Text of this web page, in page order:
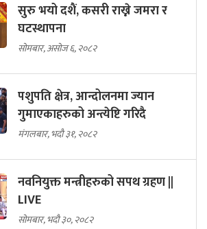
सुरु भयो दशैं, कसरी राख्ने जमरा र
घटस्थापना
सोमबार, असोज ६, २०८२
पशुपति क्षेत्र, आन्दोलनमा ज्यान
गुमाएकाहरुको अन्त्येष्टि गरिदै
मंगलबार, भदौ ३१, २०८२
नवनियुक्त मन्त्रीहरुको सपथ ग्रहण ||
LIVE
सोमबार, भदौ ३०, २०८२